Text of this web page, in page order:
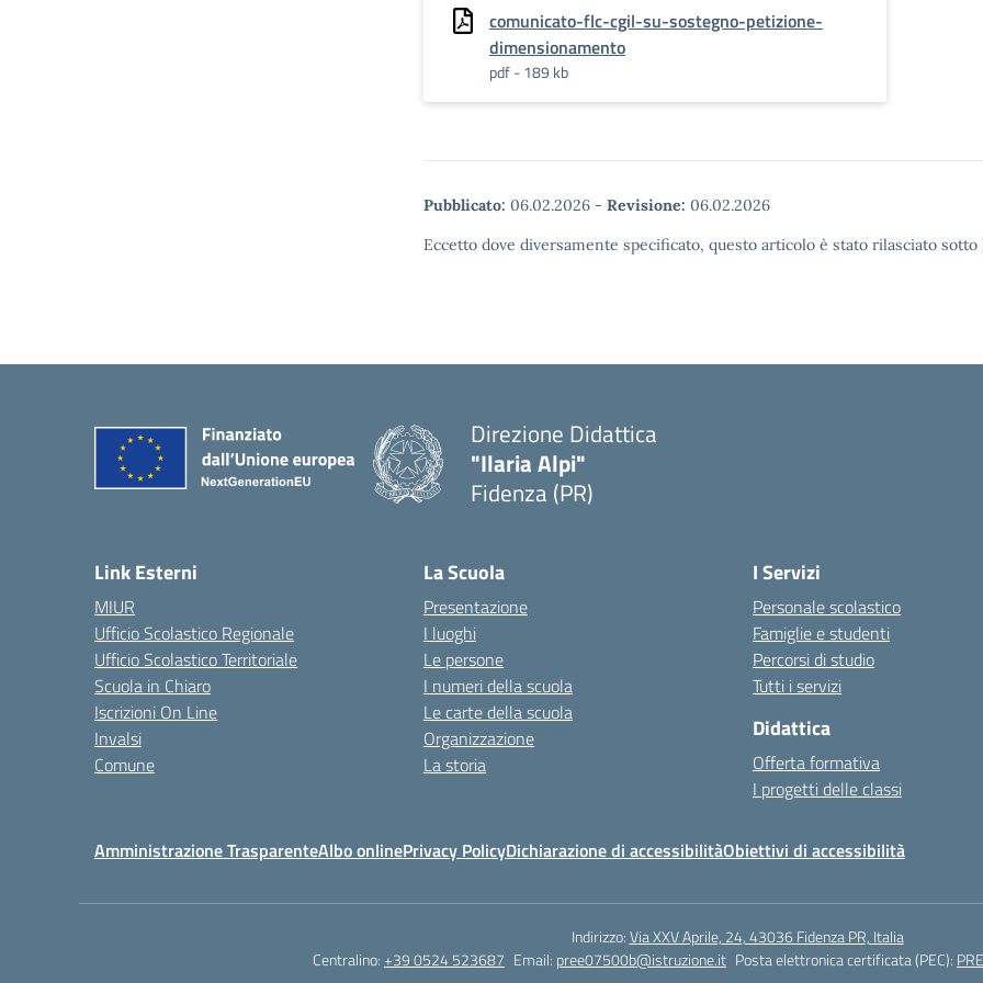
comunicato-flc-cgil-su-sostegno-petizione-
dimensionamento
pdf - 189 kb
Pubblicato: 06.02.2026 - Revisione: 06.02.2026
Eccetto dove diversamente specificato, questo articolo è stato rilasciato
Direzione Didattica
"Ilaria Alpi"
Fidenza (PR)
Link Esterni
MIUR
Ufficio Scolastico Regionale
Ufficio Scolastico Territoriale
Scuola in Chiaro
Iscrizioni On Line
Invalsi
Comune
La Scuola
Presentazione
I luoghi
Le persone
I numeri della scuola
Le carte della scuola
Organizzazione
La storia
I Servizi
Personale scolastico
Famiglie e studenti
Percorsi di studio
Tutti i servizi
Didattica
Offerta formativa
I progetti delle classi
Amministrazione TrasparenteAlbo onlinePrivacy PolicyDichiarazione di accessibilitàObiettivi di accessibilità
Indirizzo:Via XXV Aprile, 24, 43036 Fidenza PR, Italia
Centralino:+39 0524 523687 Email: pree07500b@istruzione.it Posta elettronica certificata (PEC):